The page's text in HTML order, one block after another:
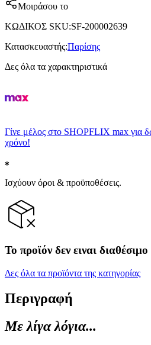
Μοιράσου το
ΚΩΔΙΚΟΣ SKU:SF-200002639
Κατασκευαστής:Παρίσης
Δες όλα τα χαρακτηριστικά
Γίνε μέλος στο SHOPFLIX max για
χρόνο!
Ισχύουν όροι & προϋποθέσεις.
Το προϊόν δεν ειναι διαθέσιμο
Δες όλα τα προϊόντα της κατηγορίας
Περιγραφή
Με λίγα λόγια...